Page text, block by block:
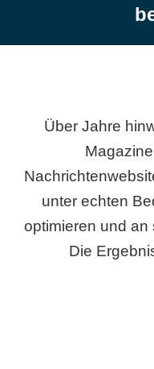
Über Jahre
unter echten
optimieren und an
Die